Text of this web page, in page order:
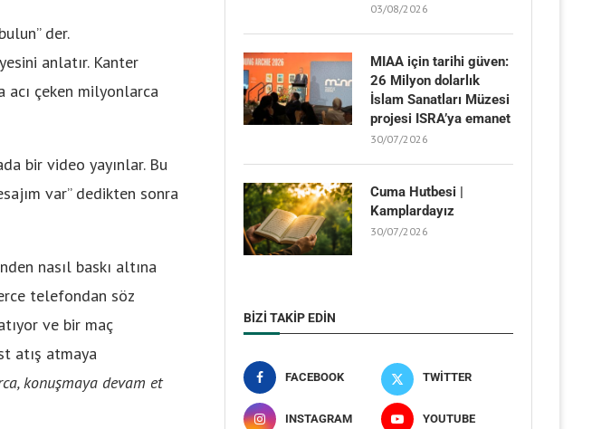
der.
anlatır. Kanter
acı çeken milyonlarca
bir video yayınlar. Bu
var” dedikten sonra
nasıl baskı altına
telefondan söz
ve bir maç
atış atmaya
konuşmaya devam et
03/08/2026
MIAA için tarihi güven:
26 Milyon dolarlık
İslam Sanatları Müzesi
projesi ISRA’ya emanet
30/07/2026
Cuma Hutbesi |
Kamplardayız
30/07/2026
BIZI TAKIP EDIN
FACEBOOK TWITTER
INSTAGRAM YOUTUBE